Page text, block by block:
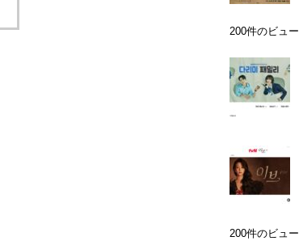
200件のビュー
200件のビュー